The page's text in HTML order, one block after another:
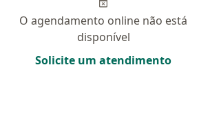
O agendamento online não está
disponível
Solicite um atendimento